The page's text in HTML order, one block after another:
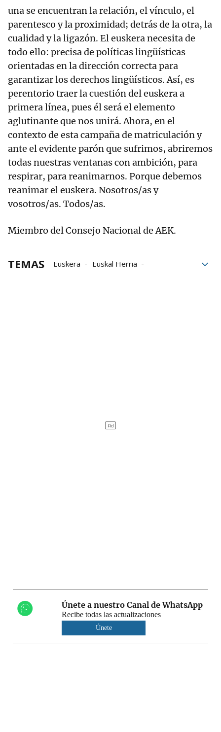
una se encuentran la relación, el vínculo, el
parentesco y la proximidad; detrás de la otra, la
cualidad y la ligazón. El euskera necesita de
todo ello: precisa de políticas lingüísticas
orientadas en la dirección correcta para
garantizar los derechos lingüísticos. Así, es
perentorio traer la cuestión del euskera a
primera línea, pues él será el elemento
aglutinante que nos unirá. Ahora, en el
contexto de esta campaña de matriculación y
ante el evidente parón que sufrimos, abriremos
todas nuestras ventanas con ambición, para
respirar, para reanimarnos. Porque debemos
reanimar el euskera. Nosotros/as y
vosotros/as. Todos/as.
Miembro del Consejo Nacional de AEK.
TEMAS Euskera
Euskal Herria
Únete a nuestro Canal de WhatsApp
Recibe todas las actualizaciones
Únete